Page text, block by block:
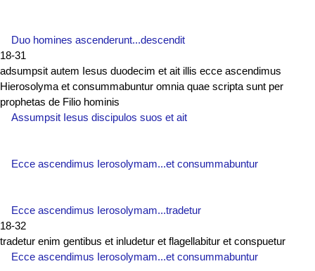
Duo homines ascenderunt...descendit
18-31
adsumpsit autem Iesus duodecim et ait illis ecce ascendimus
Hierosolyma et consummabuntur omnia quae scripta sunt per
prophetas de Filio hominis
Assumpsit Iesus discipulos suos et ait
Ecce ascendimus Ierosolymam...et consummabuntur
Ecce ascendimus Ierosolymam...tradetur
18-32
tradetur enim gentibus et inludetur et flagellabitur et conspuetur
Ecce ascendimus Ierosolymam...et consummabuntur